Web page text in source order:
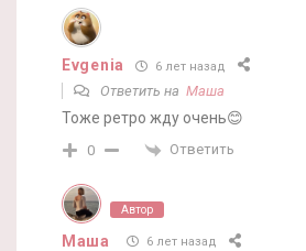
Evgenia 6 лет назад
Ответить на Маша
Тоже ретро жду очень😊
0 Ответить
Автор
Маша 6 лет назад